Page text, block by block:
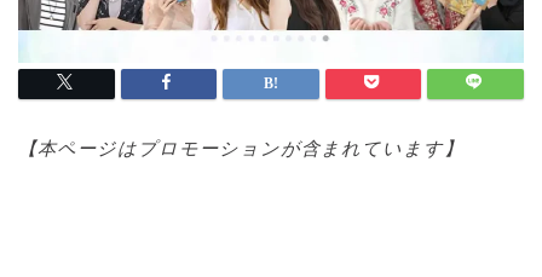
【本ページはプロモーションが含まれています】